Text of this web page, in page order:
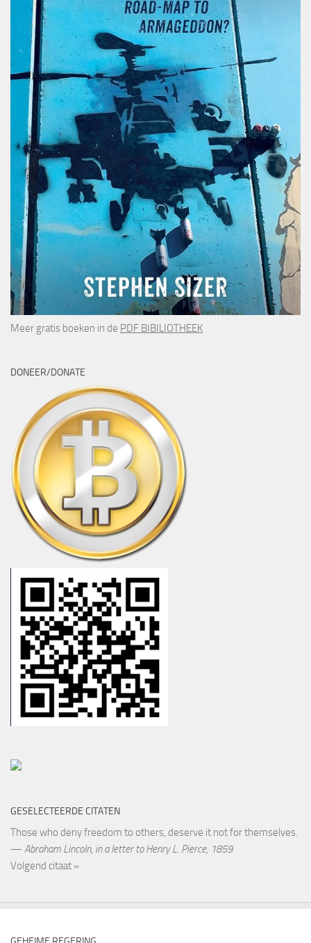
Meer gratis boeken in de PDF BIBILIOTHEEK
DONEER/DONATE
GESELECTEERDE CITATEN
Those who deny freedom to others, deserve it not for themselves.
— Abraham Lincoln, in a letter to Henry L. Pierce, 1859
Volgend citaat »